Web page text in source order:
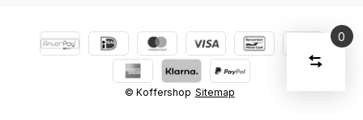
© Koffershop Sitemap
0
Vergelijk
Verwijder
U
Start